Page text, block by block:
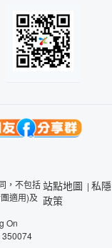
，不包括
適用)及
On
350074
站點地圖 | 私隱
政策